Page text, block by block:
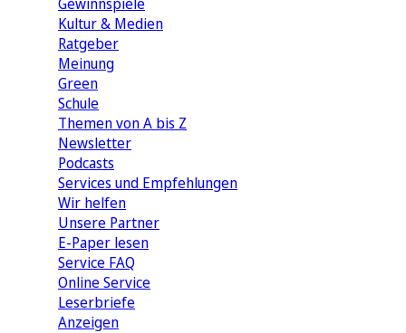
Kultur & Medien
Ratgeber
Meinung
Green
Schule
Themen von A bis Z
Newsletter
Podcasts
Services und Empfehlungen
Wir helfen
Unsere Partner
E-Paper lesen
Service FAQ
Online Service
Leserbriefe
Anzeigen